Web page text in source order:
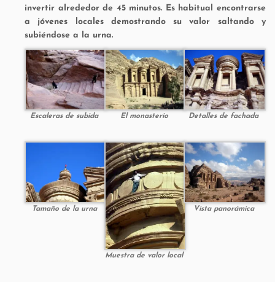
invertir alrededor de 45 minutos. Es habitual encontrarse
a jóvenes locales demostrando su valor saltando y
subiéndose a la urna.
Escaleras de subida El monasterio Detalles de fachada
Tamaño de la urna
Muestra de valor local
Vista panorámica